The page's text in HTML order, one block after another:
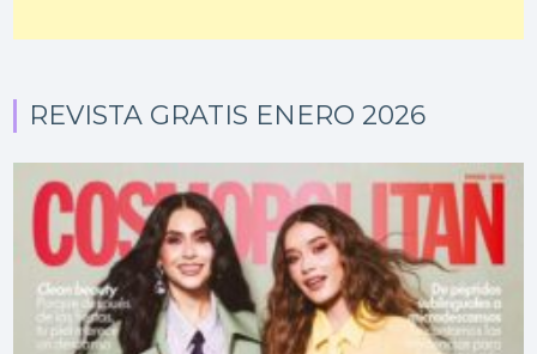
REVISTA GRATIS ENERO 2026